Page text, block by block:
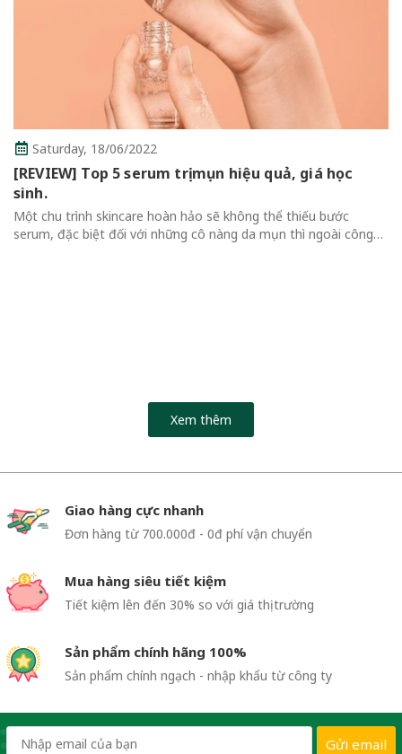
quả, giá học
thể thiếu bước
da mụn thì ngoài công
Review Top 7 Mascara
Không Thể Bỏ Qua
Xem thêm
Giao hàng cực nhanh
Đơn hàng từ 700.000đ - 0đ phí vận chuyển
Mua hàng siêu tiết kiệm
Tiết kiệm lên đến 30% so với giá thị trường
Sản phẩm chính hãng 100%
Sản phẩm chính ngạch - nhập khẩu từ công ty
Gửi email